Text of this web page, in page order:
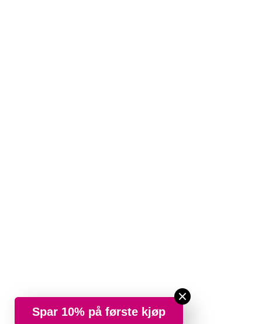
Spar 10% på første kjøp